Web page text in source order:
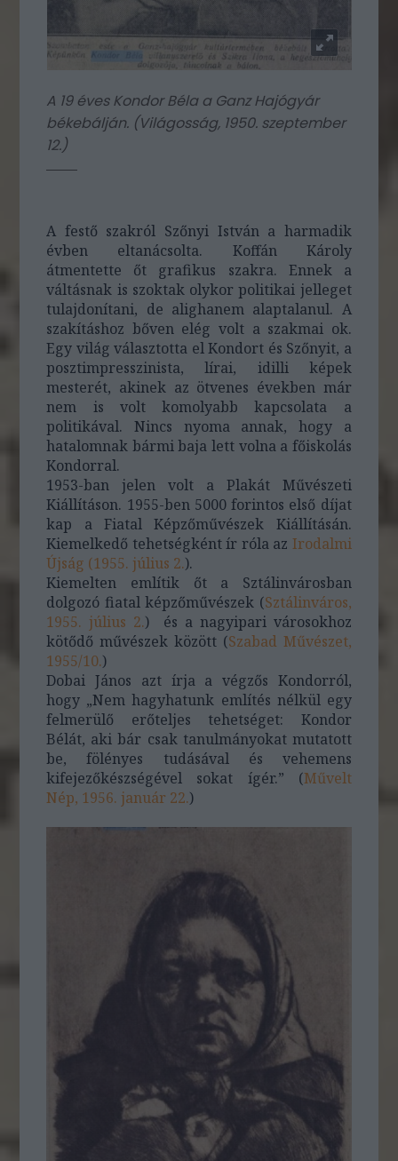
A 19 éves Kondor Béla a Ganz Hajógyár
békebálján. (Világosság, 1950. szeptember
12.)
A festő szakról Szőnyi István a harmadik
évben eltanácsolta. Koffán Károly
átmentette őt grafikus szakra. Ennek a
váltásnak is szoktak olykor politikai jelleget
tulajdonítani, de alighanem alaptalanul. A
szakításhoz bőven elég volt a szakmai ok.
Egy világ választotta el Kondort és Szőnyit, a
posztimpresszinista, lírai, idilli képek
mesterét, akinek az ötvenes években már
nem is volt komolyabb kapcsolata a
politikával. Nincs nyoma annak, hogy a
hatalomnak bármi baja lett volna a főiskolás
Kondorral.
1953-ban jelen volt a Plakát Művészeti
Kiállításon. 1955-ben 5000 forintos első díjat
kap a Fiatal Képzőművészek Kiállításán.
Kiemelkedő tehetségként ír róla az Irodalmi
Újság (1955. július 2.).
Kiemelten említik őt a Sztálinvárosban
dolgozó fiatal képzőművészek (Sztálinváros,
1955. július 2.) és a nagyipari városokhoz
kötődő művészek között (Szabad Művészet,
1955/10.)
Dobai János azt írja a végzős Kondorról,
hogy „Nem hagyhatunk említés nélkül egy
felmerülő erőteljes tehetséget: Kondor
Bélát, aki bár csak tanulmányokat mutatott
be, fölényes tudásával és vehemens
kifejezőkészségével sokat ígér.” (Művelt
Nép, 1956. január 22.)